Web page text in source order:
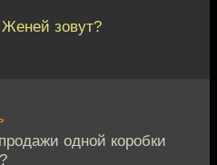
зовут?
одной коробки